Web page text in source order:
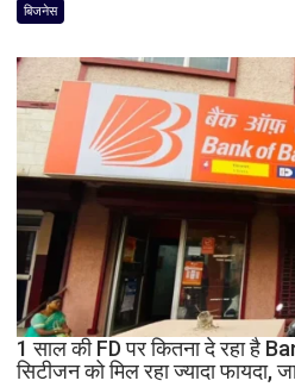
बिजनेस
1 साल की FD पर कितना दे रहा है
सिटीजन को मिल रहा ज्यादा फायदा,